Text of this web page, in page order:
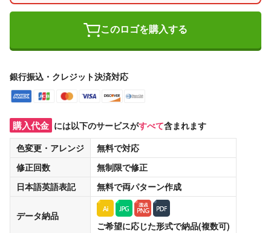
このロゴを購入する
銀行振込・クレジット決済対応
購入代金 には以下のサービスがすべて含まれます
色変更・アレンジ
無料で対応
修正回数
無制限で修正
日本語英語表記
無料で両パターン作成
データ納品
ご希望に応じた形式で納品(複数可)